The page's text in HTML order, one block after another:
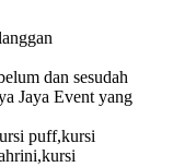
dan sesudah
Jaya Event yang
puff,kursi